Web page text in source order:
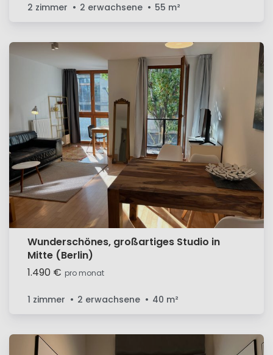
2 zimmer 2 erwachsene 55 m²
Wunderschönes, großartiges Studio in
Mitte (Berlin)
1.490 € pro monat
1 zimmer 2 erwachsene 40 m²